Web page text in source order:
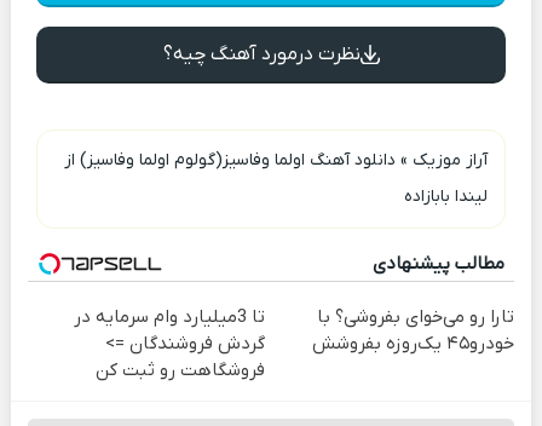
نظرت درمورد آهنگ چیه؟
آراز موزیک » دانلود آهنگ اولما وفاسیز(گولوم اولما وفاسیز) از
لیندا بابازاده
مطالب پیشنهادی
تارا رو می‌خوای بفروشی؟ با
خودرو۴۵ یک‌روزه بفروشش
تا 3میلیارد وام سرمایه در
گردش فروشندگان =>
فروشگاهت رو ثبت کن